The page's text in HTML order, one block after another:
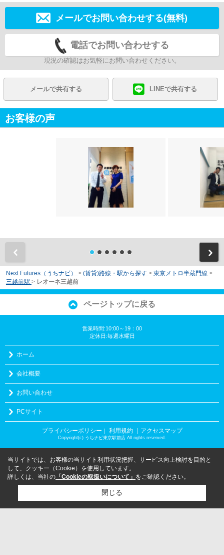
メールでお問い合わせする(無料)
電話でお問い合わせする
現況の確認はお気軽にお問い合わせください。
メールで共有する LINEで共有する
お客様の声
Next Futures（うちナビ） > (賃貸)路線・駅から探す > 東京メトロ半蔵門線 >
三越前駅 > レオーネ三越前
ページトップに戻る
営業時間:10:00～19：00
定休日:毎週水曜日
ホーム
会社概要
お問い合わせ
PCサイト
プライバシーポリシー 利用規約 ｜アクセスマップ
Copyright(c) うちナビ東京駅前店 All rights reserved.
当サイトでは、お客様の当サイト利用状況把握、サービス向上検討を目的と
して、クッキー（Cookie）を使用しています。
詳しくは、当社の 「Cookieの取扱いについて」 をご確認ください。
閉じる